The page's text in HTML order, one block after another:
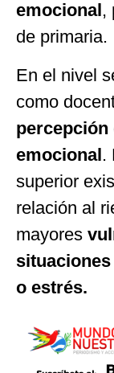
emocional ,
de primaria.
En el nivel
como
percepción
emocional.
superior
relación al
mayores
o estrés.